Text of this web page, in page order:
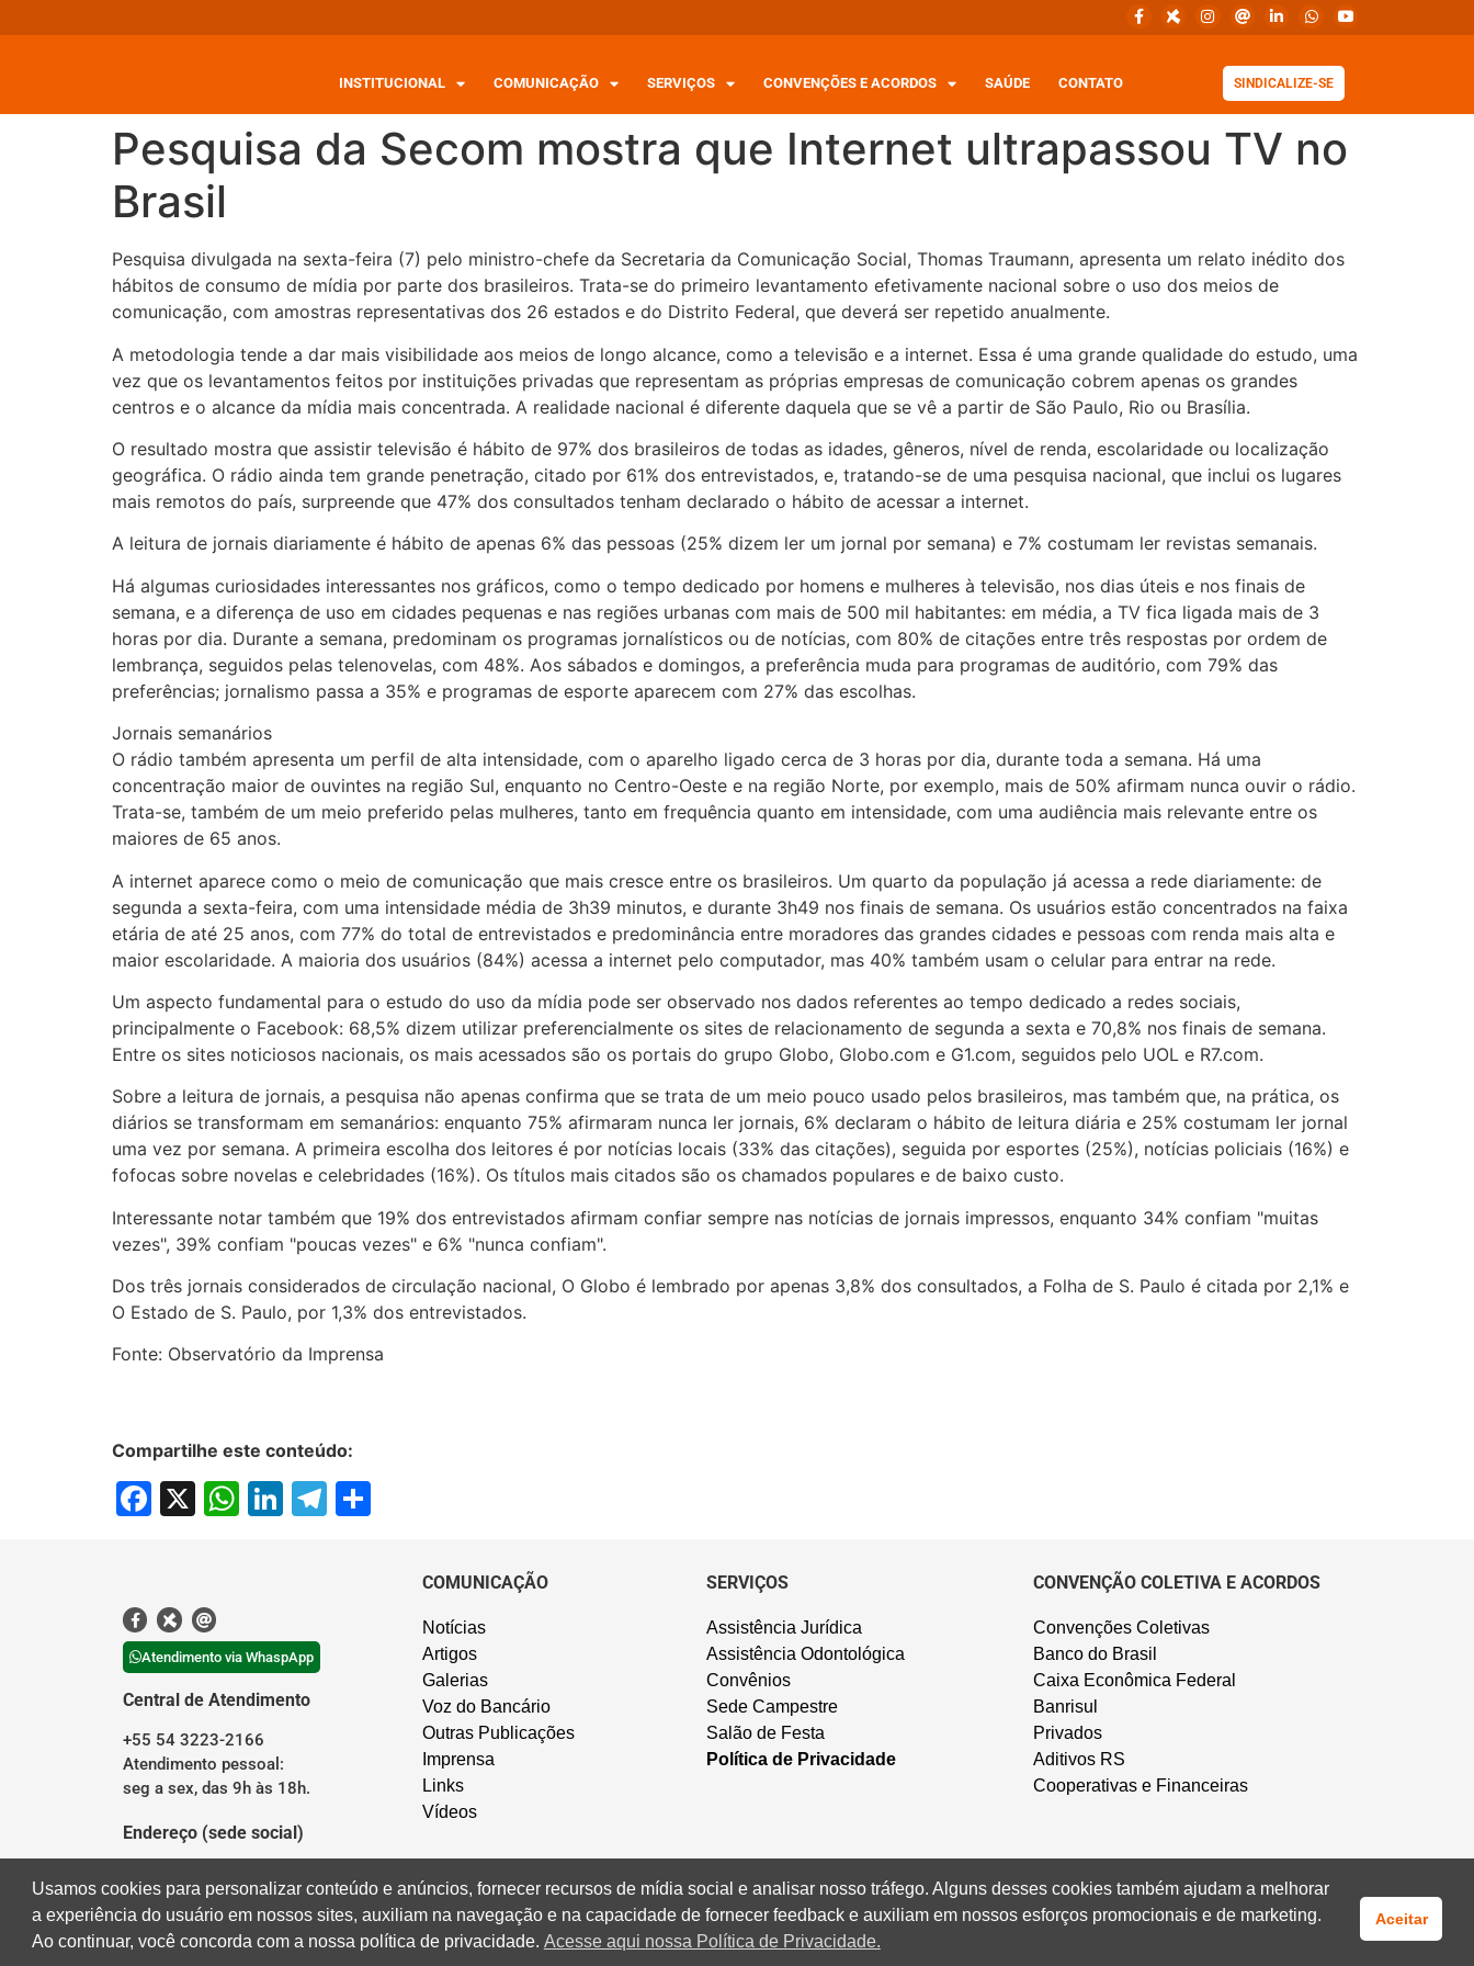
INSTITUCIONAL COMUNICAÇÃO SERVIÇOS CONVENÇÕES E ACORDOS SAÚDE CONTATO SINDICALIZE-SE
Pesquisa da Secom mostra que Internet ultrapassou TV no
Brasil
Pesquisa divulgada na sexta-feira (7) pelo ministro-chefe da Secretaria da Comunicação Social, Thomas Traumann, apresenta um relato inédito dos
hábitos de consumo de mídia por parte dos brasileiros. Trata-se do primeiro levantamento efetivamente nacional sobre o uso dos meios de
comunicação, com amostras representativas dos 26 estados e do Distrito Federal, que deverá ser repetido anualmente.
A metodologia tende a dar mais visibilidade aos meios de longo alcance, como a televisão e a internet. Essa é uma grande qualidade do estudo, uma
vez que os levantamentos feitos por instituições privadas que representam as próprias empresas de comunicação cobrem apenas os grandes
centros e o alcance da mídia mais concentrada. A realidade nacional é diferente daquela que se vê a partir de São Paulo, Rio ou Brasília.
O resultado mostra que assistir televisão é hábito de 97% dos brasileiros de todas as idades, gêneros, nível de renda, escolaridade ou localização
geográfica. O rádio ainda tem grande penetração, citado por 61% dos entrevistados, e, tratando-se de uma pesquisa nacional, que inclui os lugares
mais remotos do país, surpreende que 47% dos consultados tenham declarado o hábito de acessar a internet.
A leitura de jornais diariamente é hábito de apenas 6% das pessoas (25% dizem ler um jornal por semana) e 7% costumam ler revistas semanais.
Há algumas curiosidades interessantes nos gráficos, como o tempo dedicado por homens e mulheres à televisão, nos dias úteis e nos finais de
semana, e a diferença de uso em cidades pequenas e nas regiões urbanas com mais de 500 mil habitantes: em média, a TV fica ligada mais de 3
horas por dia. Durante a semana, predominam os programas jornalísticos ou de notícias, com 80% de citações entre três respostas por ordem de
lembrança, seguidos pelas telenovelas, com 48%. Aos sábados e domingos, a preferência muda para programas de auditório, com 79% das
preferências; jornalismo passa a 35% e programas de esporte aparecem com 27% das escolhas.
Jornais semanários
O rádio também apresenta um perfil de alta intensidade, com o aparelho ligado cerca de 3 horas por dia, durante toda a semana. Há uma
concentração maior de ouvintes na região Sul, enquanto no Centro-Oeste e na região Norte, por exemplo, mais de 50% afirmam nunca ouvir o rádio.
Trata-se, também de um meio preferido pelas mulheres, tanto em frequência quanto em intensidade, com uma audiência mais relevante entre os
maiores de 65 anos.
A internet aparece como o meio de comunicação que mais cresce entre os brasileiros. Um quarto da população já acessa a rede diariamente: de
segunda a sexta-feira, com uma intensidade média de 3h39 minutos, e durante 3h49 nos finais de semana. Os usuários estão concentrados na faixa
etária de até 25 anos, com 77% do total de entrevistados e predominância entre moradores das grandes cidades e pessoas com renda mais alta e
maior escolaridade. A maioria dos usuários (84%) acessa a internet pelo computador, mas 40% também usam o celular para entrar na rede.
Um aspecto fundamental para o estudo do uso da mídia pode ser observado nos dados referentes ao tempo dedicado a redes sociais,
principalmente o Facebook: 68,5% dizem utilizar preferencialmente os sites de relacionamento de segunda a sexta e 70,8% nos finais de semana.
Entre os sites noticiosos nacionais, os mais acessados são os portais do grupo Globo, Globo.com e G1.com, seguidos pelo UOL e R7.com.
Sobre a leitura de jornais, a pesquisa não apenas confirma que se trata de um meio pouco usado pelos brasileiros, mas também que, na prática, os
diários se transformam em semanários: enquanto 75% afirmaram nunca ler jornais, 6% declaram o hábito de leitura diária e 25% costumam ler jornal
uma vez por semana. A primeira escolha dos leitores é por notícias locais (33% das citações), seguida por esportes (25%), notícias policiais (16%) e
fofocas sobre novelas e celebridades (16%). Os títulos mais citados são os chamados populares e de baixo custo.
Interessante notar também que 19% dos entrevistados afirmam confiar sempre nas notícias de jornais impressos, enquanto 34% confiam "muitas
vezes", 39% confiam "poucas vezes" e 6% "nunca confiam".
Dos três jornais considerados de circulação nacional, O Globo é lembrado por apenas 3,8% dos consultados, a Folha de S. Paulo é citada por 2,1% e
O Estado de S. Paulo, por 1,3% dos entrevistados.
Fonte: Observatório da Imprensa
Compartilhe este conteúdo:
Facebook
X WhatsApp
LinkedIn
Telegram
Atendimento via WhaspApp
Central de Atendimento
+55 54 3223-2166
Atendimento pessoal:
seg a sex, das 9h às 18h.
Endereço (sede social)
Centro – Caxias do Sul/RS
Desenvolvido por Direta SistemasI Designed by Freepik
COMUNICAÇÃO
Notícias
Artigos
Galerias
Voz do Bancário
Outras Publicações
Imprensa
Links
Vídeos
SERVIÇOS
Assistência Jurídica
Assistência Odontológica
Convênios
Sede Campestre
Salão de Festa
Política de Privacidade
CONVENÇÃO COLETIVA E ACORDOS
Convenções Coletivas
Banco do Brasil
Caixa Econômica Federal
Banrisul
Privados
Aditivos RS
Cooperativas e Financeiras
Fale Conosco
Usamos cookies para personalizar conteúdo e anúncios, fornecer recursos de mídia social e analisar nosso tráfego. Alguns desses cookies também ajudam a melhorar
a experiência do usuário em nossos sites, auxiliam na navegação e na capacidade de fornecer feedback e auxiliam em nossos esforços promocionais e de marketing.
Ao continuar, você concorda com a nossa política de privacidade. Acesse aqui nossa Política de Privacidade.
Aceitar